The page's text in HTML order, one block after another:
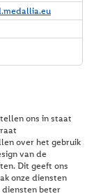
ons in staat
over het gebruik
van de
Dit geeft ons
onze diensten
diensten beter